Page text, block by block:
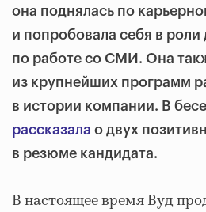
она поднялась по
и попробовала себя в роли
по работе со СМИ. Она
из крупнейших программ
в истории компании. В
рассказала о двух
в резюме кандидата.
В настоящее время Вуд